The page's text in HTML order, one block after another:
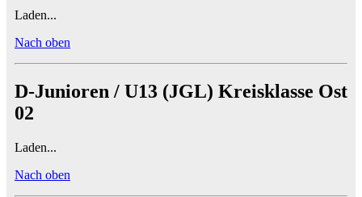
Laden...
Nach oben
D-Junioren / U13 (JGL) Kreisklasse Ost
02
Laden...
Nach oben